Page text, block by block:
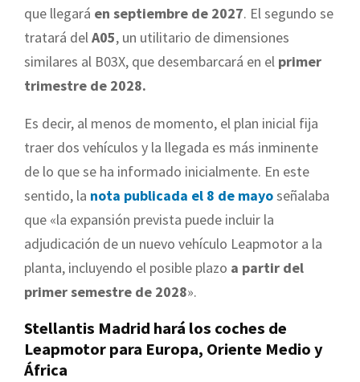
que llegará en septiembre de 2027. El segundo se
tratará delA05, un utilitario de dimensiones
similares al B03X, que desembarcará en el primer
trimestre de 2028.
Es decir, al menos de momento, el plan inicial fija
traer dos vehículos y la llegada es más inminente
de lo que se ha informado inicialmente. En este
sentido, la nota publicada el 8 de mayoseñalaba
que «la expansión prevista puede incluir la
adjudicación de un nuevo vehículo Leapmotor a la
planta, incluyendo el posible plazo a partir del
primer semestre de 2028».
Stellantis Madrid hará los coches de
Leapmotor para Europa, Oriente Medio y
África